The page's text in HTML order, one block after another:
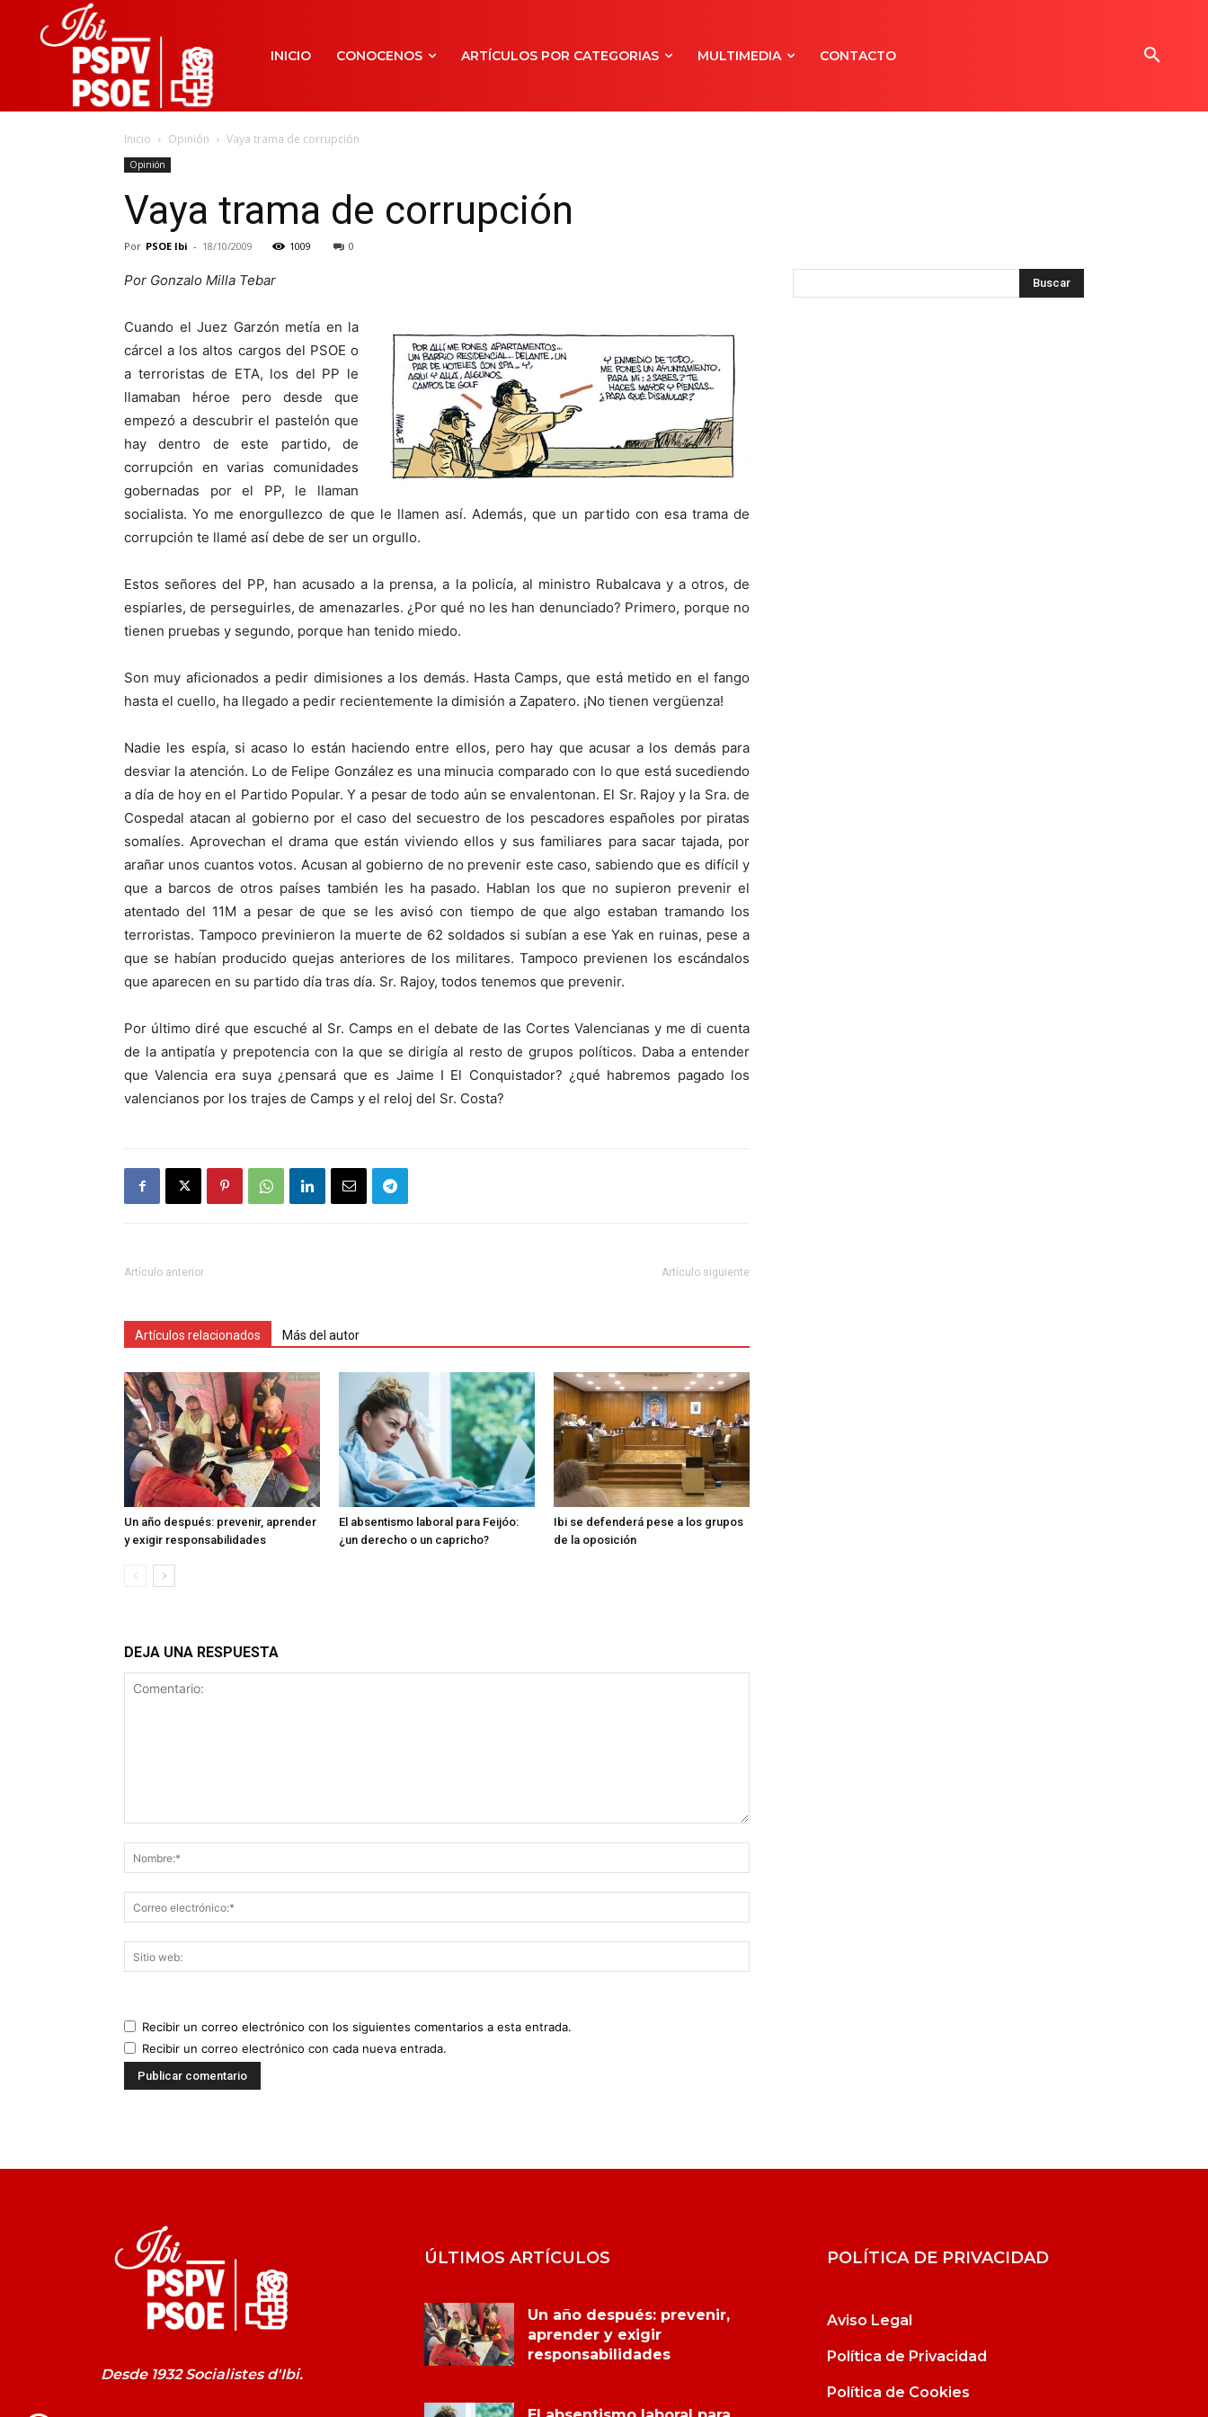
INICIO CONOCENOS ARTÍCULOS POR CATEGORIAS MULTIMEDIA CONTACTO
Inicio Opinión Vaya trama de corrupción
Opinión
Vaya trama de corrupción
Por PSOE Ibi - 18/10/2009 1009 0
Por Gonzalo Milla Tebar
Cuando el Juez Garzón metía en la
cárcel a los altos cargos del PSOE o
a terroristas de ETA, los del PP le
llamaban héroe pero desde que
empezó a descubrir el pastelón que
hay dentro de este partido, de
corrupción en varias comunidades
gobernadas por el PP, le llaman
socialista. Yo me enorgullezco de que le llamen así. Además, que un partido con esa trama de
corrupción te llamé así debe de ser un orgullo.
Estos señores del PP, han acusado a la prensa, a la policía, al ministro Rubalcava y a otros, de
espiarles, de perseguirles, de amenazarles. ¿Por qué no les han denunciado? Primero, porque no
tienen pruebas y segundo, porque han tenido miedo.
Son muy aficionados a pedir dimisiones a los demás. Hasta Camps, que está metido en el fango
hasta el cuello, ha llegado a pedir recientemente la dimisión a Zapatero. ¡No tienen vergüenza!
Nadie les espía, si acaso lo están haciendo entre ellos, pero hay que acusar a los demás para
desviar la atención. Lo de Felipe González es una minucia comparado con lo que está sucediendo
a día de hoy en el Partido Popular. Y a pesar de todo aún se envalentonan. El Sr. Rajoy y la Sra. de
Cospedal atacan al gobierno por el caso del secuestro de los pescadores españoles por piratas
somalíes. Aprovechan el drama que están viviendo ellos y sus familiares para sacar tajada, por
arañar unos cuantos votos. Acusan al gobierno de no prevenir este caso, sabiendo que es difícil y
que a barcos de otros países también les ha pasado. Hablan los que no supieron prevenir el
atentado del 11M a pesar de que se les avisó con tiempo de que algo estaban tramando los
terroristas. Tampoco previnieron la muerte de 62 soldados si subían a ese Yak en ruinas, pese a
que se habían producido quejas anteriores de los militares. Tampoco previenen los escándalos
que aparecen en su partido día tras día. Sr. Rajoy, todos tenemos que prevenir.
Por último diré que escuché al Sr. Camps en el debate de las Cortes Valencianas y me di cuenta
de la antipatía y prepotencia con la que se dirigía al resto de grupos políticos. Daba a entender
que Valencia era suya ¿pensará que es Jaime I El Conquistador? ¿qué habremos pagado los
valencianos por los trajes de Camps y el reloj del Sr. Costa?
Artículo anterior Artículo siguiente
Artículos relacionados Más del autor
Un año después: prevenir, aprender
y exigir responsabilidades
El absentismo laboral para Feijóo:
¿un derecho o un capricho?
Ibi se defenderá pese a los grupos
de la oposición
DEJA UNA RESPUESTA
Recibir un correo electrónico con los siguientes comentarios a esta entrada.
Recibir un correo electrónico con cada nueva entrada.
Desde 1932 Socialistes d'Ibi.
ÚLTIMOS ARTÍCULOS
Un año después: prevenir,
aprender y exigir
responsabilidades
POLÍTICA DE PRIVACIDAD
Aviso Legal
Política de Privacidad
Política de Cookies